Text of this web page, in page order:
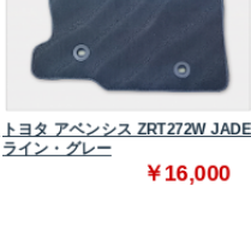
トヨタ アベンシス ZRT272W JADE
ライン・グレー
￥16,000